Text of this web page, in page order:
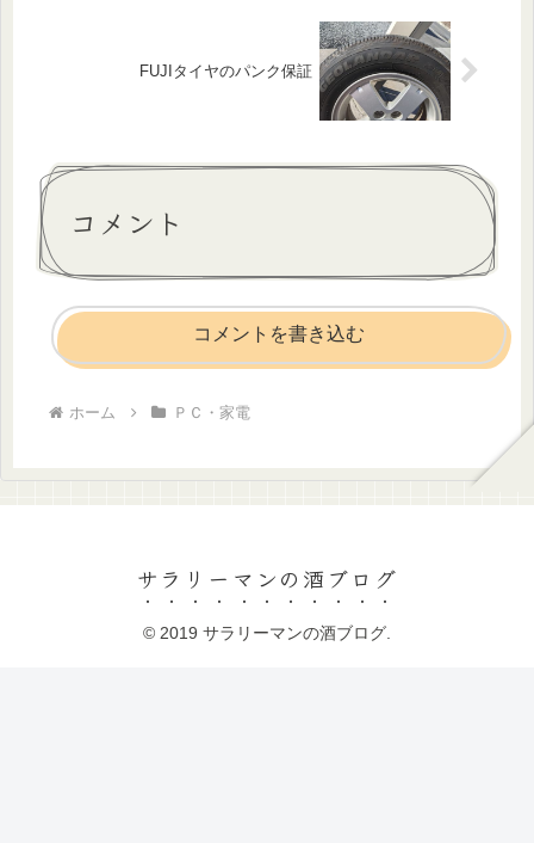
FUJIタイヤのパンク保証
コメント
コメントを書き込む
ホーム ＰＣ・家電
サラリーマンの酒ブログ
© 2019 サラリーマンの酒ブログ.